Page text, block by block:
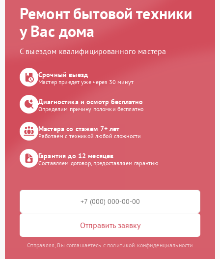
Ремонт бытовой техники
у Вас дома
С выездом квалифицированного мастера
Срочный выезд
Мастер приедет уже через 30 минут
Диагностика и осмотр бесплатно
Определим причину поломки бесплатно
Мастера со стажем 7+ лет
Работаем с техникой любой сложности
Гарантия до 12 месяцев
Составляем договор, предоставляем гарантию
Отправить заявку
Отправляя, Вы соглашаетесь с политикой конфиденциальности